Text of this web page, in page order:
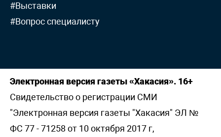
#Выставки
#Вопрос специалисту
Электронная версия газеты «Хакасия». 16+
Свидетельство о регистрации СМИ
"Электронная версия газеты "Хакасия" ЭЛ №
ФС 77 - 71258 от 10 октября 2017 г,